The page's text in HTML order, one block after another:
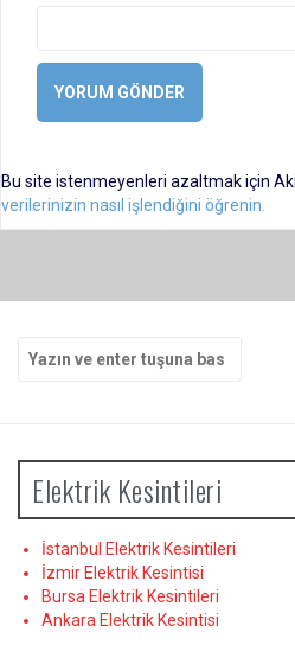
Bu site istenmeyenleri azaltmak için
verilerinizin nasıl işlendiğini öğrenin.
yap:
Elektrik Kesintileri
İstanbul Elektrik Kesintileri
İzmir Elektrik Kesintisi
Bursa Elektrik Kesintileri
Ankara Elektrik Kesintisi